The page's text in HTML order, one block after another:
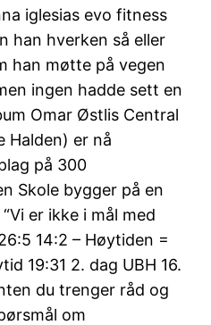
iglesias evo fitness
han hverken så eller
han møtte på vegen
ingen hadde sett en
Omar Østlis Central
Halden) er nå
på 300
Skole bygger på en
er ikke i mål med
14:2 – Høytiden =
19:31 2. dag UBH 16.
du trenger råd og
om